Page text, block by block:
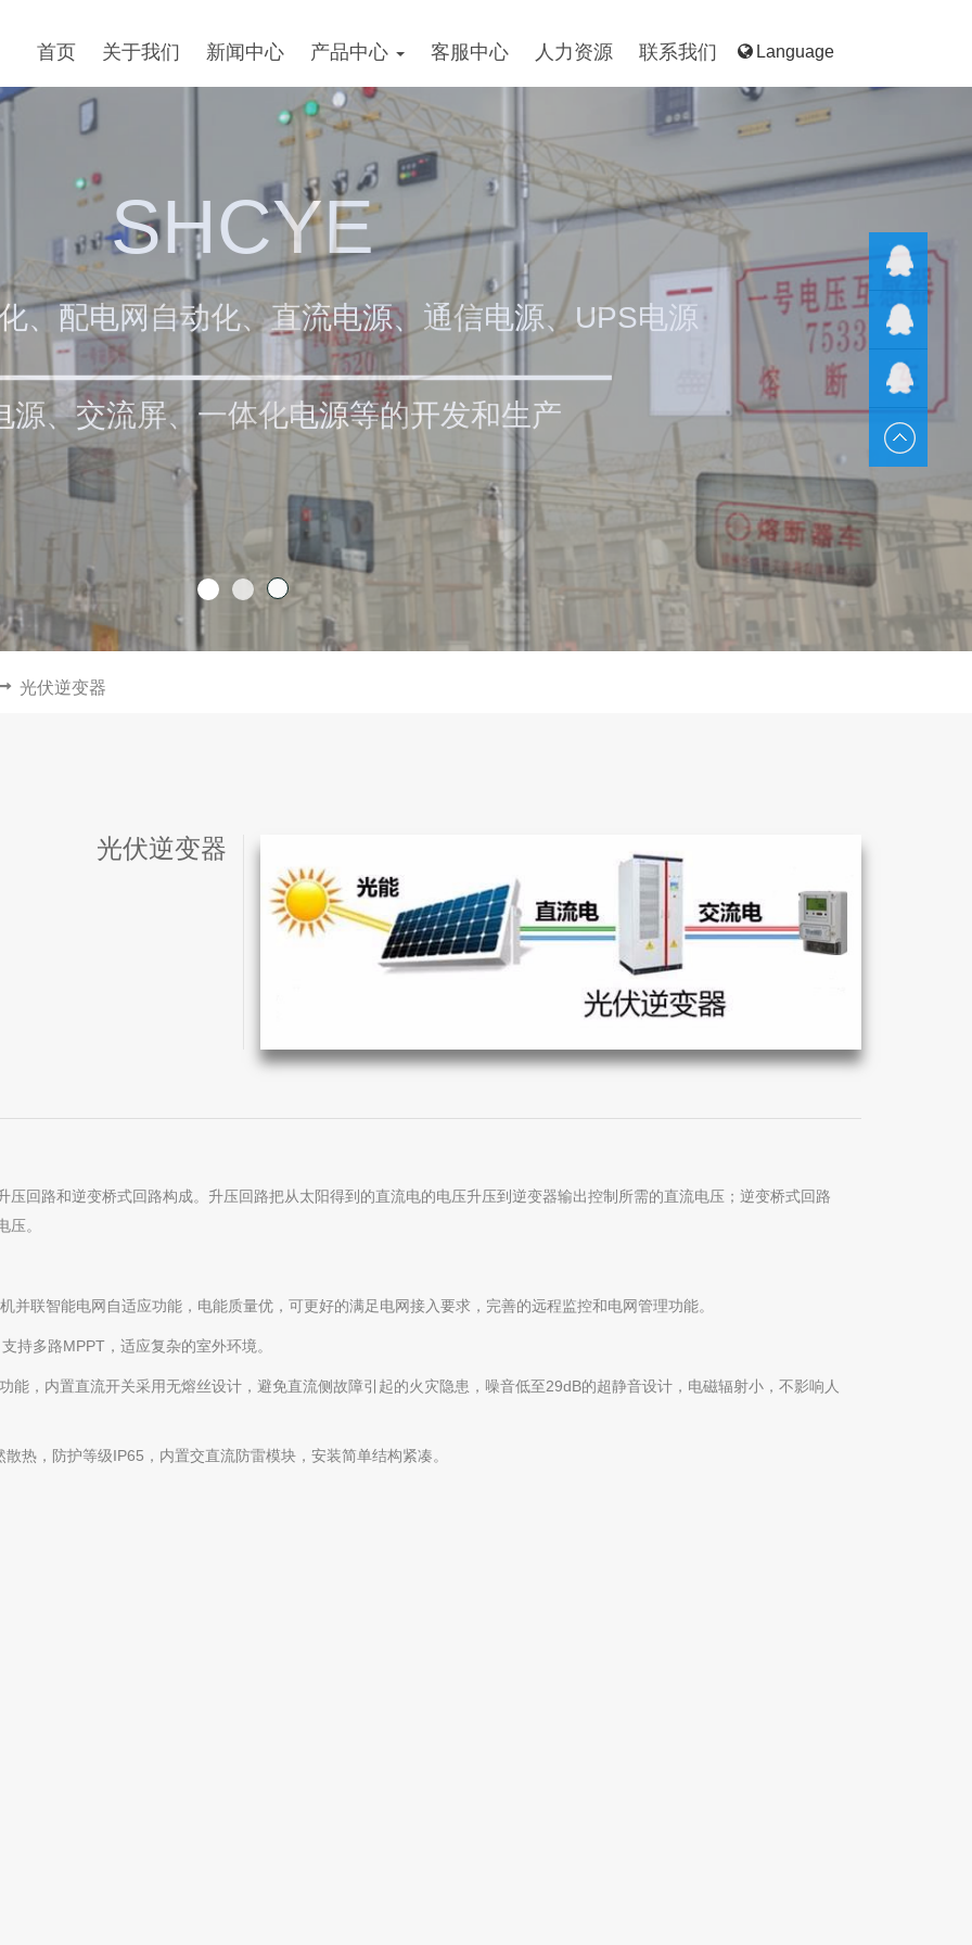
首页 关于我们 新闻中心 产品中心 客服中心 人力资源 联系我们 Language
QQ客服
QQ客服
QQ客服
SHCYE
、配电网自动化、直流电源、通信电源、UPS电源
源、交流屏、一体化电源等的开发和生产
光伏逆变器
光伏逆变器
回路和逆变桥式回路构成。升压回路把从太阳得到的直流电的电压升压到逆变器输出控制所需的直流电压；逆变桥式回路
压。
联智能电网自适应功能，电能质量优，可更好的满足电网接入要求，完善的远程监控和电网管理功能。
持多路MPPT，适应复杂的室外环境。
，内置直流开关采用无熔丝设计，避免直流侧故障引起的火灾隐患，噪音低至29dB的超静音设计，电磁辐射小，不影响人
热，防护等级IP65，内置交直流防雷模块，安装简单结构紧凑。